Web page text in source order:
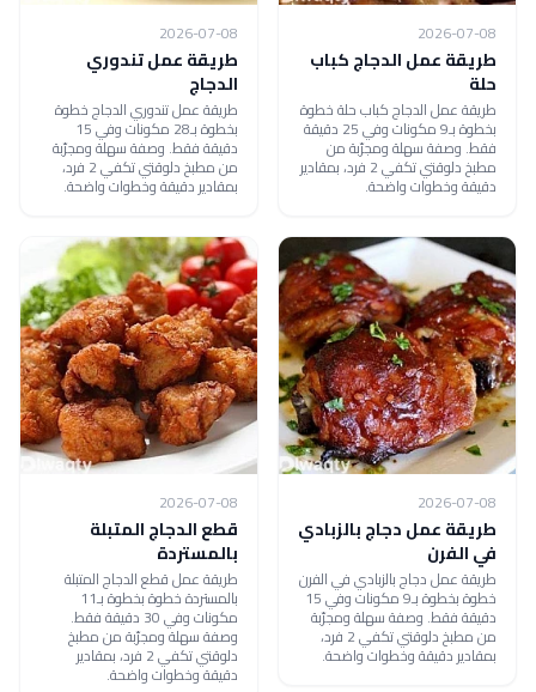
2026-07-08
طريقة عمل الدجاج كباب
حلة
طريقة عمل الدجاج كباب حلة خطوة
بخطوة بـ9 مكونات وفي 25 دقيقة
فقط. وصفة سهلة ومجرّبة من
مطبخ دلوقتي تكفي 2 فرد، بمقادير
دقيقة وخطوات واضحة.
2026-07-08
طريقة عمل تندوري
الدجاج
طريقة عمل تندوري الدجاج خطوة
بخطوة بـ28 مكونات وفي 15
دقيقة فقط. وصفة سهلة ومجرّبة
من مطبخ دلوقتي تكفي 2 فرد،
بمقادير دقيقة وخطوات واضحة.
2026-07-08
طريقة عمل دجاج بالزبادي
في الفرن
طريقة عمل دجاج بالزبادي في الفرن
خطوة بخطوة بـ9 مكونات وفي 15
دقيقة فقط. وصفة سهلة ومجرّبة
من مطبخ دلوقتي تكفي 2 فرد،
بمقادير دقيقة وخطوات واضحة.
2026-07-08
قطع الدجاج المتبلة
بالمستردة
طريقة عمل قطع الدجاج المتبلة
بالمستردة خطوة بخطوة بـ11
مكونات وفي 30 دقيقة فقط.
وصفة سهلة ومجرّبة من مطبخ
دلوقتي تكفي 2 فرد، بمقادير
دقيقة وخطوات واضحة.